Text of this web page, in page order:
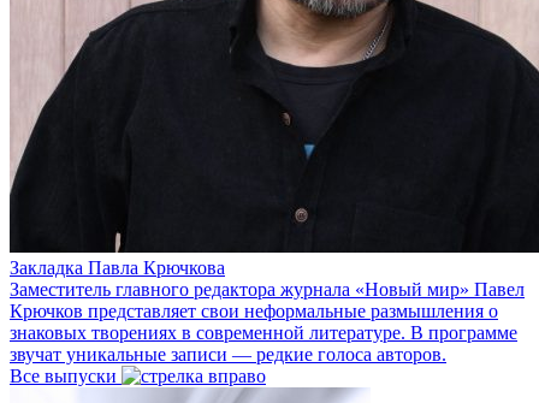
Закладка Павла Крючкова
Заместитель главного редактора журнала «Новый мир» Павел
Крючков представляет свои неформальные размышления о
знаковых творениях в современной литературе. В программе
звучат уникальные записи — редкие голоса авторов.
Все выпуски